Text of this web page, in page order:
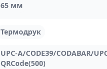
65 мм
Термодрук
UPC-A/CODE39/CODABAR/
QRCode(500)